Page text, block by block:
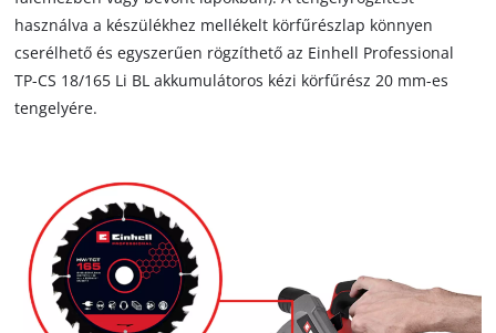
not
to
the
visitor.
setup
the
site
with
használva a készülékhez mellékelt körfűrészlap könnyen
cserélhető és egyszerűen rögzíthető az Einhell Professional
TP-CS 18/165 Li BL akkumulátoros kézi körfűrész 20 mm-es
tengelyére.